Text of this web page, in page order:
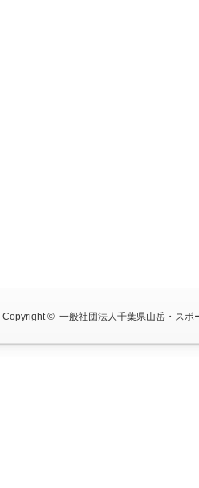
Copyright © 一般社団法人千葉県山岳・スポ